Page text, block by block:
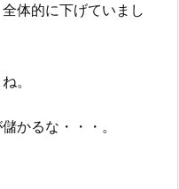
体的に下げていまし
。
かるな・・・。